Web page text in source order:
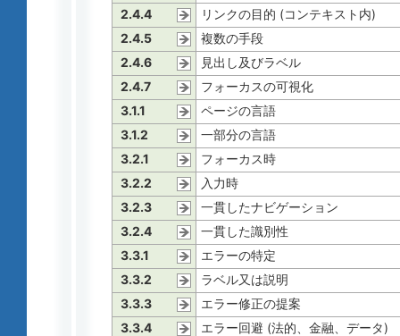
2.4.4
リンクの目的 (コンテキスト内)
2.4.5
複数の手段
2.4.6
見出し及びラベル
2.4.7
フォーカスの可視化
3.1.1
ページの言語
3.1.2
一部分の言語
3.2.1
フォーカス時
3.2.2
入力時
3.2.3
一貫したナビゲーション
3.2.4
一貫した識別性
3.3.1
エラーの特定
3.3.2
ラベル又は説明
3.3.3
エラー修正の提案
3.3.4
エラー回避 (法的、金融、データ)